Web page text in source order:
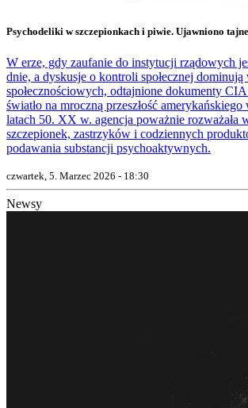
Psychodeliki w szczepionkach i piwie. Ujawniono
W erze, gdy zaufanie do instytucji rządowych
dnie, a dyskusje o kontroli społecznej dominują
społecznościowych, odtajnione dokumenty
światło na mroczną przeszłość
latach 50. XX w. agencja poważnie rozważała
szczepionek, zastrzyków i codziennych
podawania substancji psychoaktywnych.
czwartek, 5. Marzec 2026 - 18:30
Newsy